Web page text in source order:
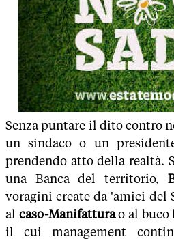
Senza puntare il dito contro
un sindaco o un
prendendo atto della realtà.
una Banca del territorio,
voragini create da 'amici del
al caso-Manifatturao al buco
il cui management